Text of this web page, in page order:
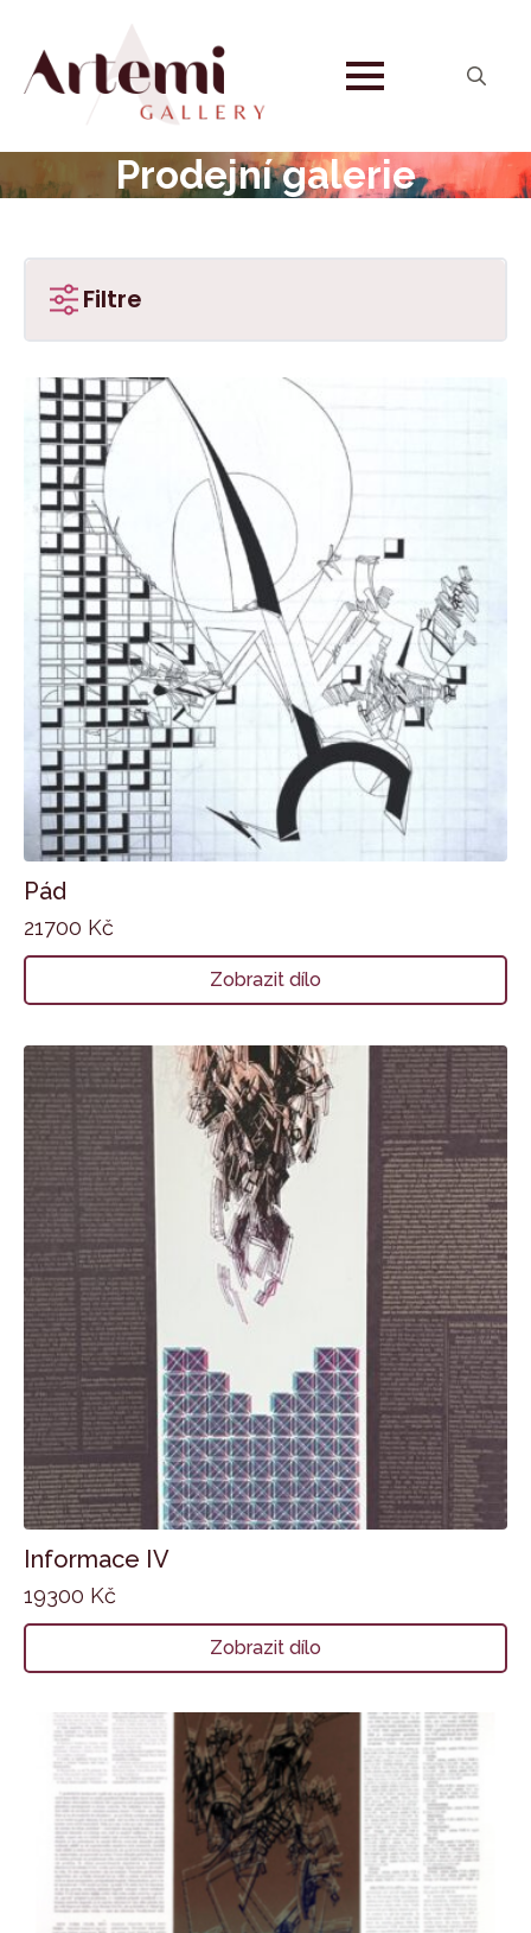
Prodejní galerie
Filtre
Pád
21700 Kč
Zobrazit dílo
Informace IV
19300 Kč
Zobrazit dílo